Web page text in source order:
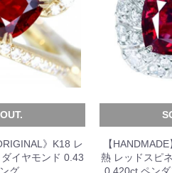
》K18 レ
イヤモンド 0.43
【
熱 レッドスピ